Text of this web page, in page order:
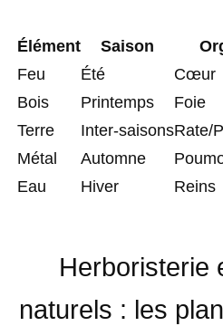
Élément Saison
Feu
Été Cœur
Bois
Printemps Foie
Terre
Inter-saisonsRate/
Métal
Automne
Eau
Hiver Reins
Herboristerie
naturels : les